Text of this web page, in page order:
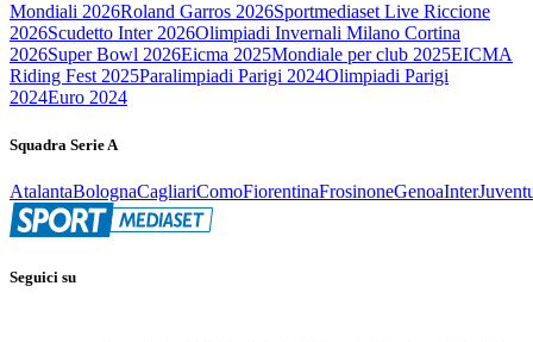
Mondiali 2026Roland Garros 2026Sportmediaset Live Riccione
2026Scudetto Inter 2026Olimpiadi Invernali Milano Cortina
2026Super Bowl 2026Eicma 2025Mondiale per club 2025EICMA
Riding Fest 2025Paralimpiadi Parigi 2024Olimpiadi Parigi
2024Euro 2024
Squadra Serie A
AtalantaBolognaCagliariComoFiorentinaFrosinoneGenoaInter
Seguici su